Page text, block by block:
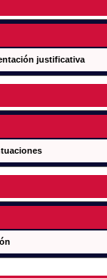
justificativa